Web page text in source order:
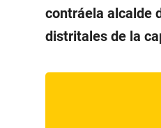
contráela alcalde
distritales de la